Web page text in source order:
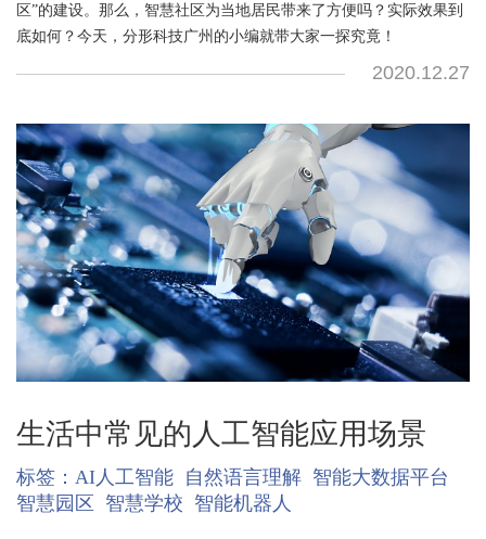
区”的建设。那么，智慧社区为当地居民带来了方便吗？实际效果到
底如何？今天，分形科技广州的小编就带大家一探究竟！
2020.12.27
生活中常见的人工智能应用场景
标签： AI人工智能 自然语言理解 智能大数据平台
智慧园区
智慧学校 智能机器人